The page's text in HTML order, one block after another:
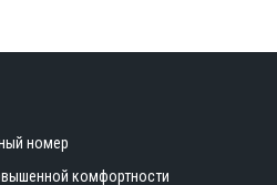
номер
комфортности